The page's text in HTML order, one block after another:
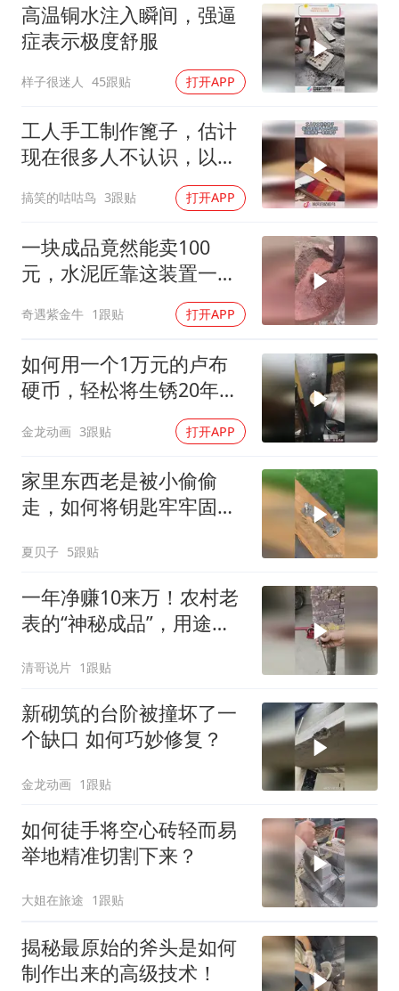
日本试射“战斧”导弹，国防部回应
胡彦斌韩磊 谁帮谁
夯实基础开新局
高温铜水注入瞬间，强逼
症表示极度舒服
样子很迷人 45跟贴 打开APP
工人手工制作篦子，估计
现在很多人不认识，以前
搞笑的咕咕鸟 3跟贴 打开APP
一块成品竟然能卖100
元，水泥匠靠这装置一年
奇遇紫金牛 1跟贴 打开APP
如何用一个1万元的卢布
硬币，轻松将生锈20年的
金龙动画 3跟贴 打开APP
家里东西老是被小偷偷
走，如何将钥匙牢牢固定
夏贝子 5跟贴
一年净赚10来万！农村老
表的“神秘成品”，用途竟
清哥说片 1跟贴
新砌筑的台阶被撞坏了一
个缺口 如何巧妙修复？
金龙动画 1跟贴
如何徒手将空心砖轻而易
举地精准切割下来？
大姐在旅途 1跟贴
揭秘最原始的斧头是如何
制作出来的高级技术！